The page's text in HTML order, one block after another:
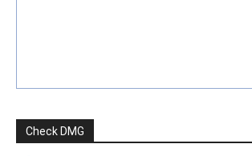
Check DMG